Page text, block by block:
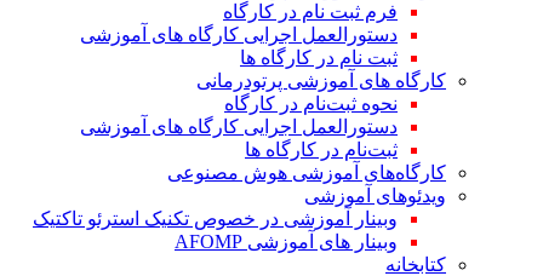
فرم ثبت نام در کارگاه
دستورالعمل اجرایی کارگاه های آموزشی
ثبت نام در کارگاه ها
کارگاه های آموزشی پرتودرمانی
نحوه ثبت‌نام در کارگاه
دستورالعمل اجرایی کارگاه های آموزشی
ثبت‌نام در کارگاه ها
کارگاه‌های آموزشی هوش مصنوعی
ویدئوهای آموزشی
وبینار آموزشی در خصوص تکنیک استرئو تاکتیک
وبینار های آموزشی AFOMP
کتابخانه